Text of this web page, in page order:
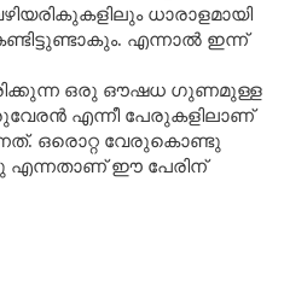
ധാരാളമായി
എന്നാൽ ഇന്ന്
ഒരു ഔഷധ ഗുണമുള്ള
എന്നീ പേരുകളിലാണ്
ഒരൊറ്റ വേരുകൊണ്ടു
എന്നതാണ് ഈ പേരിന്